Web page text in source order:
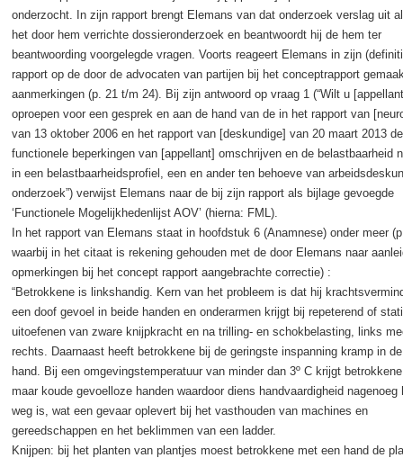
onderzocht. In zijn rapport brengt Elemans van dat onderzoek verslag uit
het door hem verrichte dossieronderzoek en beantwoordt hij de hem ter
beantwoording voorgelegde vragen. Voorts reageert Elemans in zijn
rapport op de door de advocaten van partijen bij het conceptrapport
aanmerkingen (p. 21 t/m 24). Bij zijn antwoord op vraag 1 (“Wilt u
oproepen voor een gesprek en aan de hand van de in het rapport van
van 13 oktober 2006 en het rapport van [deskundige] van 20 maart 2013 de
functionele beperkingen van [appellant] omschrijven en de belastbaarheid
in een belastbaarheidsprofiel, een en ander ten behoeve van
onderzoek”) verwijst Elemans naar de bij zijn rapport als bijlage gevoegde
‘Functionele Mogelijkhedenlijst AOV’ (hierna: FML).
In het rapport van Elemans staat in hoofdstuk 6 (Anamnese) onder meer
waarbij in het citaat is rekening gehouden met de door Elemans naar
opmerkingen bij het concept rapport aangebrachte correctie) :
“Betrokkene is linkshandig. Kern van het probleem is dat hij
een doof gevoel in beide handen en onderarmen krijgt bij repeterend of
uitoefenen van zware knijpkracht en na trilling- en schokbelasting, links
rechts. Daarnaast heeft betrokkene bij de geringste inspanning kramp in
hand. Bij een omgevingstemperatuur van minder dan 3º C krijgt
maar koude gevoelloze handen waardoor diens handvaardigheid nagenoeg
weg is, wat een gevaar oplevert bij het vasthouden van machines en
gereedschappen en het beklimmen van een ladder.
Knijpen: bij het planten van plantjes moest betrokkene met een hand de